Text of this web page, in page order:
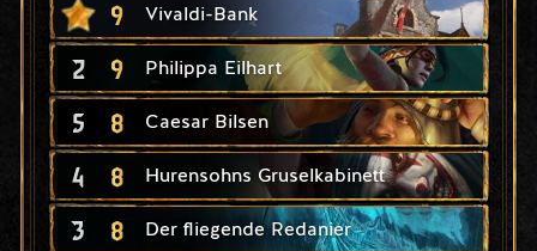
9 Vivaldi-Bank
2 9 Philippa Eilhart
5 8 Caesar Bilsen
4 8 Hurensohns Gruselkabinett
3 8 Der fliegende Redanier